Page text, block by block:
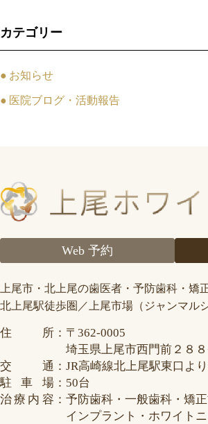
カテゴリー
お知らせ
医院ブログ・活動報告
Web 予約
上尾市・北上尾の歯医者・予防歯科・矯
北上尾駅徒歩圏／上尾市場（ジャンマル
住所： 〒362-0005
埼玉県上尾市西門前２８８
交通 ： JR高崎線北上尾駅東口よ
駐車場： 50台
治療内容 ： 予防歯科・一般歯科・矯正
インプラント・ホワイト